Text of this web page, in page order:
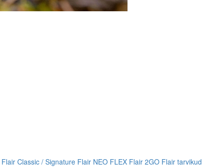
Flair Classic / Signature Flair NEO FLEX Flair 2GO Flair tarvikud